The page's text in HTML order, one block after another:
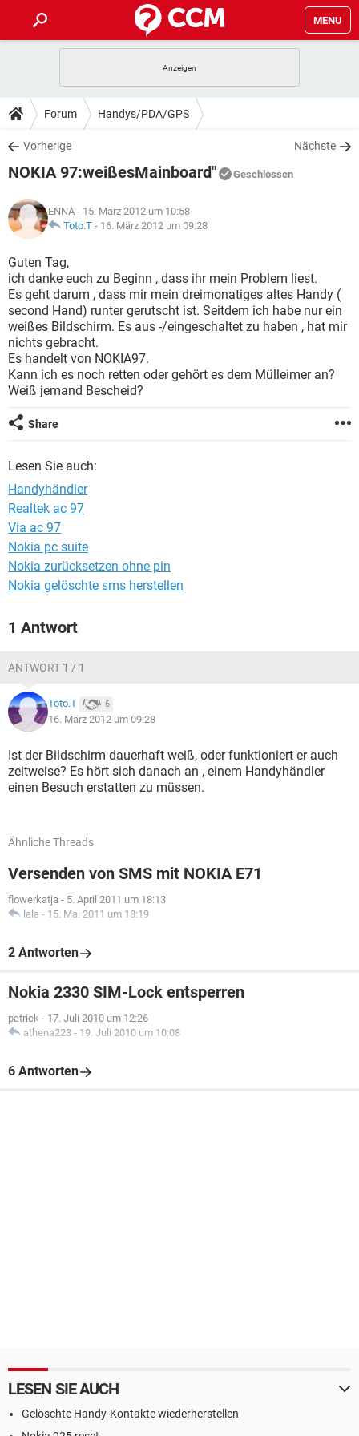
MENU
ANDROID IOS
WINDOWS 10
WHATSAPP TIKTOK
FACEBOOK
TIPPS & TRICKS
SPIELE STREAMING
WHATSAPP
FACEBOOK
DOWNLOADS
SPIELE STREAMING
ANDROID
WINDOWS 10 INSTAGRAM
WHATSAPP
FACEBOOK HARDWARE
SPIELE
ANDROID
WINDOWS 10
WHATSAPP TIKTOK
FACEBOOK HARDWARE
LEXIKON
SPIELE
ANDROID IOS
WINDOWS 10 INSTAGRAM
WHATSAPP
FACEBOOK
Forum Handys/PDA/GPS
Vorherige Nächste
NOKIA 97:weißesMainboard" Geschlossen
ENNA - 15. März 2012 um 10:58
Toto.T - 16. März 2012 um 09:28
Guten Tag,
ich danke euch zu Beginn , dass ihr mein Problem liest.
Es geht darum , dass mir mein dreimonatiges altes Handy (
second Hand) runter gerutscht ist. Seitdem ich habe nur ein
weißes Bildschirm. Es aus -/eingeschaltet zu haben , hat mir
nichts gebracht.
Es handelt von NOKIA97.
Kann ich es noch retten oder gehört es dem Mülleimer an?
Weiß jemand Bescheid?
Share
Lesen Sie auch:
Handyhändler
Realtek ac 97
Via ac 97
Nokia pc suite
Nokia zurücksetzen ohne pin
Nokia gelöschte sms herstellen
1 Antwort
ANTWORT 1 / 1
Toto.T 6
16. März 2012 um 09:28
Ist der Bildschirm dauerhaft weiß, oder funktioniert er auch
zeitweise? Es hört sich danach an , einem Handyhändler
einen Besuch erstatten zu müssen.
Ähnliche Threads
Versenden von SMS mit NOKIA E71
flowerkatja - 5. April 2011 um 18:13
lala - 15. Mai 2011 um 18:19
2 Antworten
Nokia 2330 SIM-Lock entsperren
patrick - 17. Juli 2010 um 12:26
athena223 - 19. Juli 2010 um 10:08
6 Antworten
LESEN SIE AUCH
Gelöschte Handy-Kontakte wiederherstellen